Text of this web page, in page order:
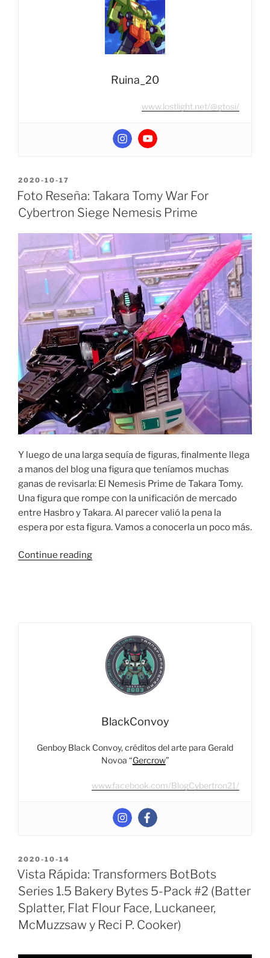
WFC-
S37
Deluxe
Class
(Weaponizer)”
Ruina_20
www.lostlight.net/@gtosi/
POSTED
ON
2020-10-17
Foto Reseña: Takara Tomy War For
Cybertron Siege Nemesis Prime
Y luego de una larga sequía de figuras, finalmente llega
a manos del blog una figura que teníamos muchas
ganas de revisarla: El Nemesis Prime de Takara Tomy.
Una figura que rompe con la unificación de mercado
entre Hasbro y Takara. Al parecer valió la pena la
espera por esta figura. Vamos a conocerla un poco más.
Continue reading“Foto
Cybertron
Siege
Nemesis
Prime”
BlackConvoy
Genboy Black Convoy, créditos del arte para Gerald
Novoa “Gercrow”
www.facebook.com/BlogCybertron21/
POSTED
ON
2020-10-14
Vista Rápida: Transformers BotBots
Series 1.5 Bakery Bytes 5-Pack #2 (Batter
Splatter, Flat Flour Face, Luckaneer,
McMuzzsaw y Reci P. Cooker)